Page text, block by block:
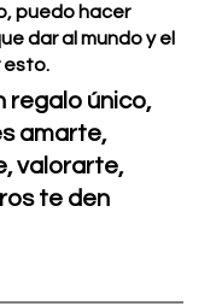
puedo hacer
dar al mundo y el
esto.
regalo único,
amarte,
valorarte,
te den